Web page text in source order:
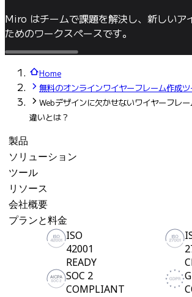
Miro はチームで課題を解決し、新しいア
ためのワークスペースです。
Home
無料のオンラインワイヤーフレーム作成
Webデザインに欠かせないワイヤーフレ
違いとは？
製品
ソリューション
ツール
リソース
会社概要
プランと料金
ISO
42001
READY
SOC 2
COMPLIANT